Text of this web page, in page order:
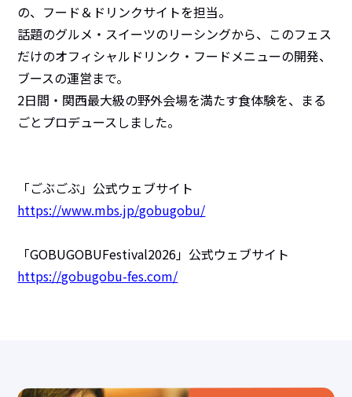
の、フード＆ドリンクサイトを担当。
話題のグルメ・スイーツのリーシングから、このフェス
だけのオフィシャルドリンク・フードメニューの開発、
ブースの運営まで。
2日間・関西最大級の野外会場を満たす食体験を、まる
ごとプロデュースしました。
「ごぶごぶ」公式ウェブサイト
https://www.mbs.jp/gobugobu/
「GOBUGOBUFestival2026」公式ウェブサイト
https://gobugobu-fes.com/